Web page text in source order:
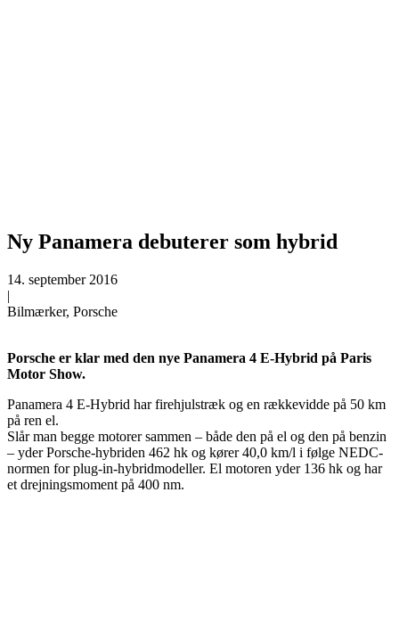
Ny Panamera debuterer som hybrid
14. september 2016
|
Bilmærker, Porsche
Porsche er klar med den nye Panamera 4 E-Hybrid på Paris
Motor Show.
Panamera 4 E-Hybrid har firehjulstræk og en rækkevidde på 50 km
på ren el.
Slår man begge motorer sammen – både den på el og den på benzin
– yder Porsche-hybriden 462 hk og kører 40,0 km/l i følge NEDC-
normen for plug-in-hybridmodeller. El motoren yder 136 hk og har
et drejningsmoment på 400 nm.